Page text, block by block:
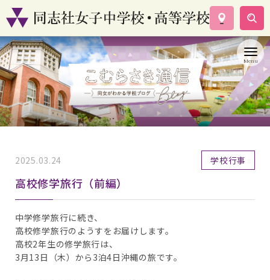
学校案内
コース紹介
学校生活
入試情報
資料請求
2025.03.24 学校行事
高校修学旅行（前編）
中学修学旅行に続き、
高校修学旅行のようすをお届けします。
高校2年生の修学旅行は、
3月13日（木）から3泊4日沖縄の旅です。